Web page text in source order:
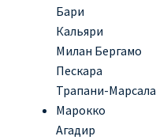
Бари
Кальяри
Милан Бергамо
Пескара
Трапани-Марсала
Марокко
Агадир